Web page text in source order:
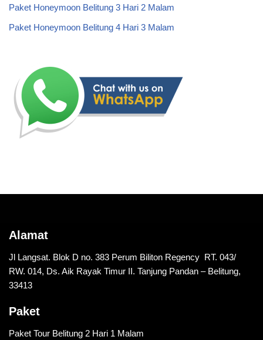
Paket Honeymoon Belitung 3 Hari 2 Malam
Paket Honeymoon Belitung 4 Hari 3 Malam
Alamat
Jl Langsat. Blok D no. 383 Perum Biliton Regency RT. 043/
RW. 014, Ds. Aik Rayak Timur II. Tanjung Pandan – Belitung,
33413
Paket
Paket Tour Belitung 2 Hari 1 Malam